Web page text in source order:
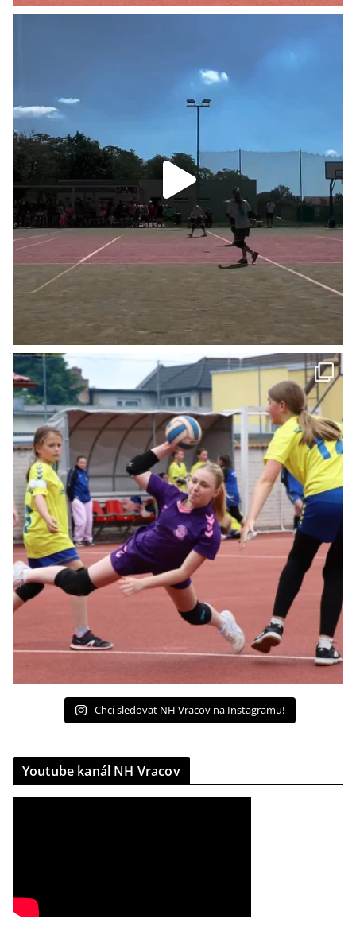
Chci sledovat NH Vracov na Instagramu!
Youtube kanál NH Vracov